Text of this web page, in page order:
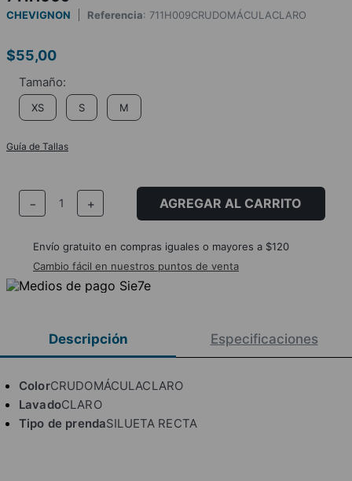
CHEVIGNON Referencia: 711H009CRUDOMÁCULACLARO
$55,00
XS S M
Guía de Tallas
＋
－ AGREGAR AL CARRITO
Envío gratuito en compras iguales o mayores a $120
Cambio fácil en nuestros puntos de venta
Descripción Especificaciones
ColorCRUDOMÁCULACLARO
LavadoCLARO
Tipo de prendaSILUETA RECTA